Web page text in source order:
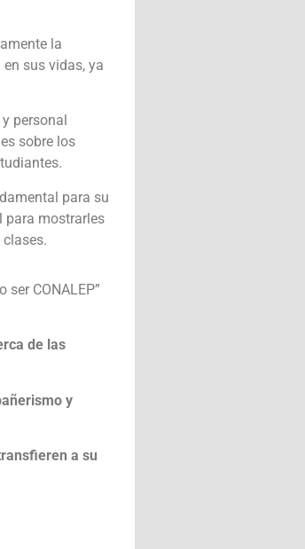
la
sus vidas, ya
personal
sobre los
para su
para mostrarles
CONALEP”
de las
y
a su